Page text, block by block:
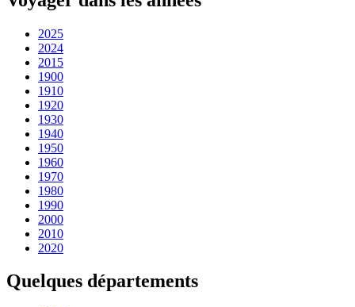
2025
2024
2015
1900
1910
1920
1930
1940
1950
1960
1970
1980
1990
2000
2010
2020
Quelques départements